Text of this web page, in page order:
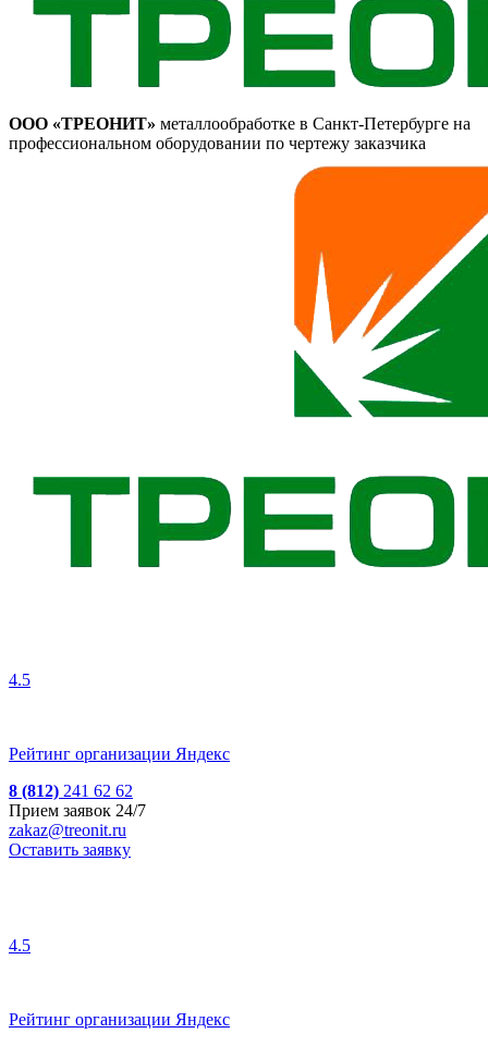
ООО «ТРЕОНИТ» металлообработке в Санкт-Петербурге на
профессиональном оборудовании по чертежу заказчика
4.5
Рейтинг организации Яндекс
8 (812) 241 62 62
Прием заявок 24/7
zakaz@treonit.ru
Оставить заявку
4.5
Рейтинг организации Яндекс